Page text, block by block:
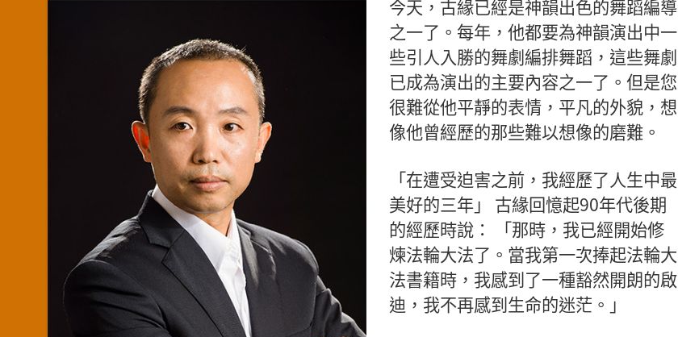
今天，古緣已經是神韻出色的舞蹈編導
之一了。每年，他都要為神韻演出中一
些引人入勝的舞劇編排舞蹈，這些舞劇
已成為演出的主要內容之一了。但是您
很難從他平靜的表情，平凡的外貌，想
像他曾經歷的那些難以想像的磨難。
「在遭受迫害之前，我經歷了人生中最
美好的三年」 古緣回憶起90年代後期
的經歷時說： 「那時，我已經開始修
煉法輪大法了。當我第一次捧起法輪大
法書籍時，我感到了一種豁然開朗的啟
迪，我不再感到生命的迷茫。」